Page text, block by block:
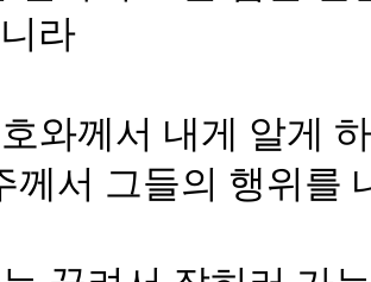
라
호와께서 내게 알게
께서 그들의 행위를